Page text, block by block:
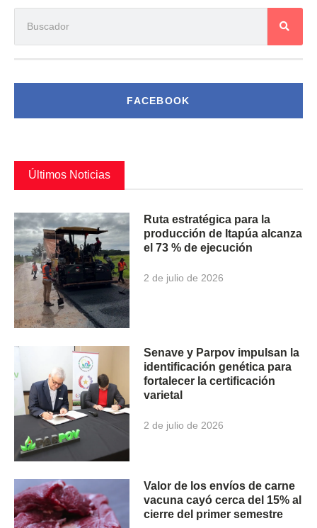
FACEBOOK
Últimos Noticias
Ruta estratégica para la
producción de Itapúa alcanza
el 73 % de ejecución
2 de julio de 2026
Senave y Parpov impulsan la
identificación genética para
fortalecer la certificación
varietal
2 de julio de 2026
Valor de los envíos de carne
vacuna cayó cerca del 15% al
cierre del primer semestre